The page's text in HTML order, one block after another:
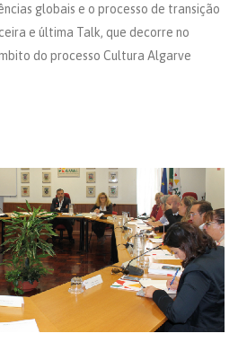
globais e o processo de transição
e última Talk, que decorre no
do processo Cultura Algarve